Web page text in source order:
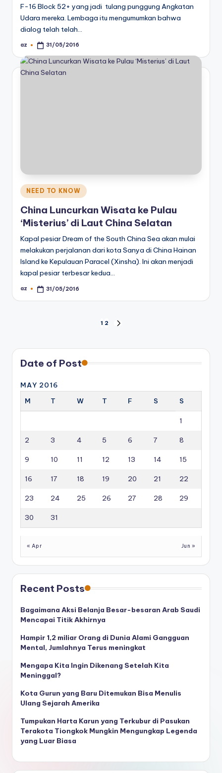
F-16 Block 52+ yang jadi tulang punggung Angkatan
Udara mereka. Lembaga itu mengumumkan bahwa
dialog telah telah…
Posted
az 31/05/2016
Posted
in
NEED TO KNOW
China Luncurkan Wisata ke Pulau
‘Misterius’ di Laut China Selatan
Kapal pesiar Dream of the South China Sea akan mulai
melakukan perjalanan dari kota Sanya di China Hainan
Island ke Kepulauan Paracel (Xinsha). Ini akan menjadi
kapal pesiar terbesar kedua…
Posted
az 31/05/2016
pagination
1 2
Date of Post
MAY 2016
M
T W T F S S
1
2 3 4 5 6 7 8
9 10 11 12 13 14 15
16 17 18 19 20 21 22
23 24 25 26 27 28 29
30 31
« Apr Jun »
Recent Posts
Bagaimana Aksi Belanja Besar-besaran Arab Saudi
Mencapai Titik Akhirnya
Hampir 1,2 miliar Orang di Dunia Alami Gangguan
Mental, Jumlahnya Terus meningkat
Mengapa Kita Ingin Dikenang Setelah Kita
Meninggal?
Kota Gurun yang Baru Ditemukan Bisa Menulis
Ulang Sejarah Amerika
Tumpukan Harta Karun yang Terkubur di Pasukan
Terakota Tiongkok Mungkin Mengungkap Legenda
yang Luar Biasa